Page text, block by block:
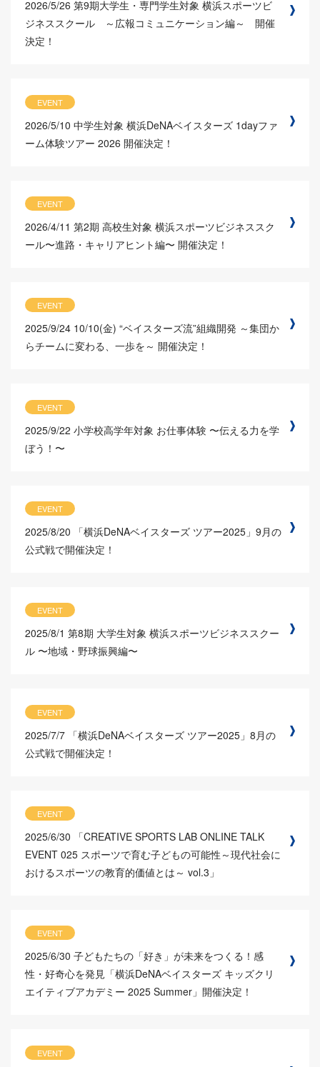
2026/5/26 第9期大学生・専門学生対象 横浜スポーツビ
ジネススクール ～広報コミュニケーション編～ 開催
決定！
EVENT
2026/5/10 中学生対象 横浜DeNAベイスターズ 1dayファ
ーム体験ツアー 2026 開催決定！
EVENT
2026/4/11 第2期 高校生対象 横浜スポーツビジネススク
ール〜進路・キャリアヒント編〜 開催決定！
EVENT
2025/9/24 10/10(金) “ベイスターズ流”組織開発 ～集団か
らチームに変わる、一歩を～ 開催決定！
EVENT
2025/9/22 小学校高学年対象 お仕事体験 〜伝える力を学
ぼう！〜
EVENT
2025/8/20
「横浜DeNAベイスターズ ツアー2025」9月の
公式戦で開催決定！
EVENT
2025/8/1 第8期 大学生対象 横浜スポーツビジネススクー
ル 〜地域・野球振興編〜
EVENT
2025/7/7 「横浜DeNAベイスターズ ツアー2025」8月の
公式戦で開催決定！
EVENT
2025/6/30
「CREATIVE SPORTS LAB ONLINE TALK
EVENT 025 スポーツで育む子どもの可能性～現代社会に
おけるスポーツの教育的価値とは～ vol.3」
EVENT
2025/6/30 子どもたちの「好き」が未来をつくる！感
性・好奇心を発見「横浜DeNAベイスターズ キッズクリ
エイティブアカデミー 2025 Summer」開催決定！
EVENT